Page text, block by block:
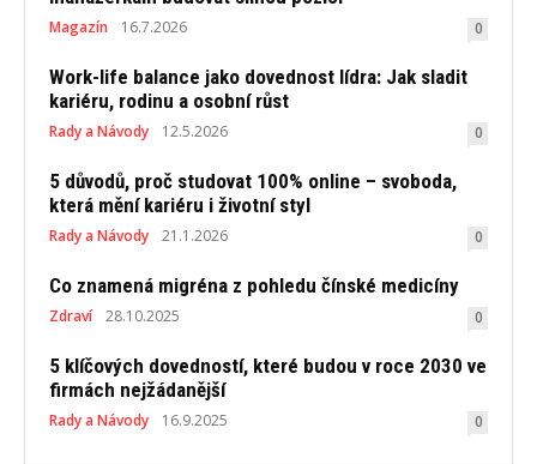
Magazín 16.7.2026 0
Work-life balance jako dovednost lídra: Jak sladit
kariéru, rodinu a osobní růst
Rady a Návody 12.5.2026 0
5 důvodů, proč studovat 100% online – svoboda,
která mění kariéru i životní styl
Rady a Návody 21.1.2026 0
Co znamená migréna z pohledu čínské medicíny
Zdraví 28.10.2025 0
5 klíčových dovedností, které budou v roce 2030 ve
firmách nejžádanější
Rady a Návody 16.9.2025 0